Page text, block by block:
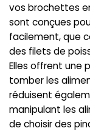
vos brochettes
sont conçues
facilement, que
des filets de
Elles offrent une
tomber les
réduisent
manipulant les
de choisir des